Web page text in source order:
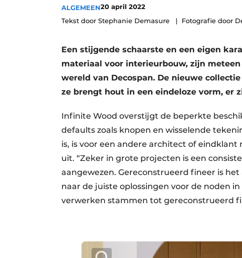
Vacatures
ALGEMEEN20 april 2022
Tekst door Stephanie Demasure
Fotografie door
Een stijgende schaarste en een eigen
materiaal voor interieurbouw, zijn
wereld van Decospan. De nieuwe
ze brengt hout in een eindeloze vorm, er
Infinite Wood overstijgt de beperkte
defaults zoals knopen en wisselende
is, is voor een andere architect of
uit. “Zeker in grote projecten is een
aangewezen. Gereconstrueerd fineer is
naar de juiste oplossingen voor de noden
verwerken stammen tot gereconstrueerd